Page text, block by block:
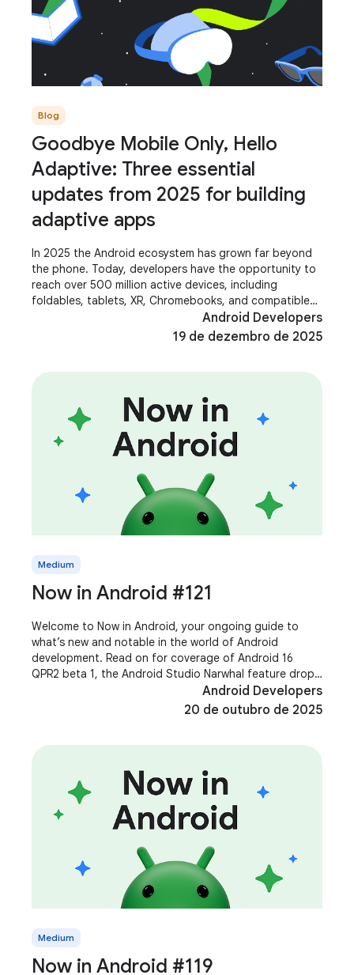
Blog
Goodbye Mobile Only, Hello
Adaptive: Three essential
updates from 2025 for building
adaptive apps
In 2025 the Android ecosystem has grown far beyond
the phone. Today, developers have the opportunity to
reach over 500 million active devices, including
foldables, tablets, XR, Chromebooks, and compatible
cars. These aren't just additional screens;Android Developers
19 de dezembro de 2025
Medium
Now in Android #121
Welcome to Now in Android, your ongoing guide to
what’s new and notable in the world of Android
development. Read on for coverage of Android 16
QPR2 beta 1, the Android Studio Narwhal feature drop,
Jetpack Compose 1.9, Media 3 1.8, Shape Morphing and
Android Developers
20 de outubro de 2025
Medium
Now in Android #119